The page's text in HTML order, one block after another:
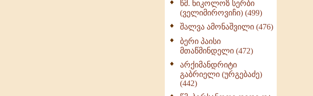
წმ. ნიკოლოზ სერბი
(ველიმიროვიჩი) (499)
შალვა ამონაშვილი (476)
ბერი პაისი
მთაწმინდელი (472)
არქიმანდრიტი
გაბრიელი (ურგებაძე)
(442)